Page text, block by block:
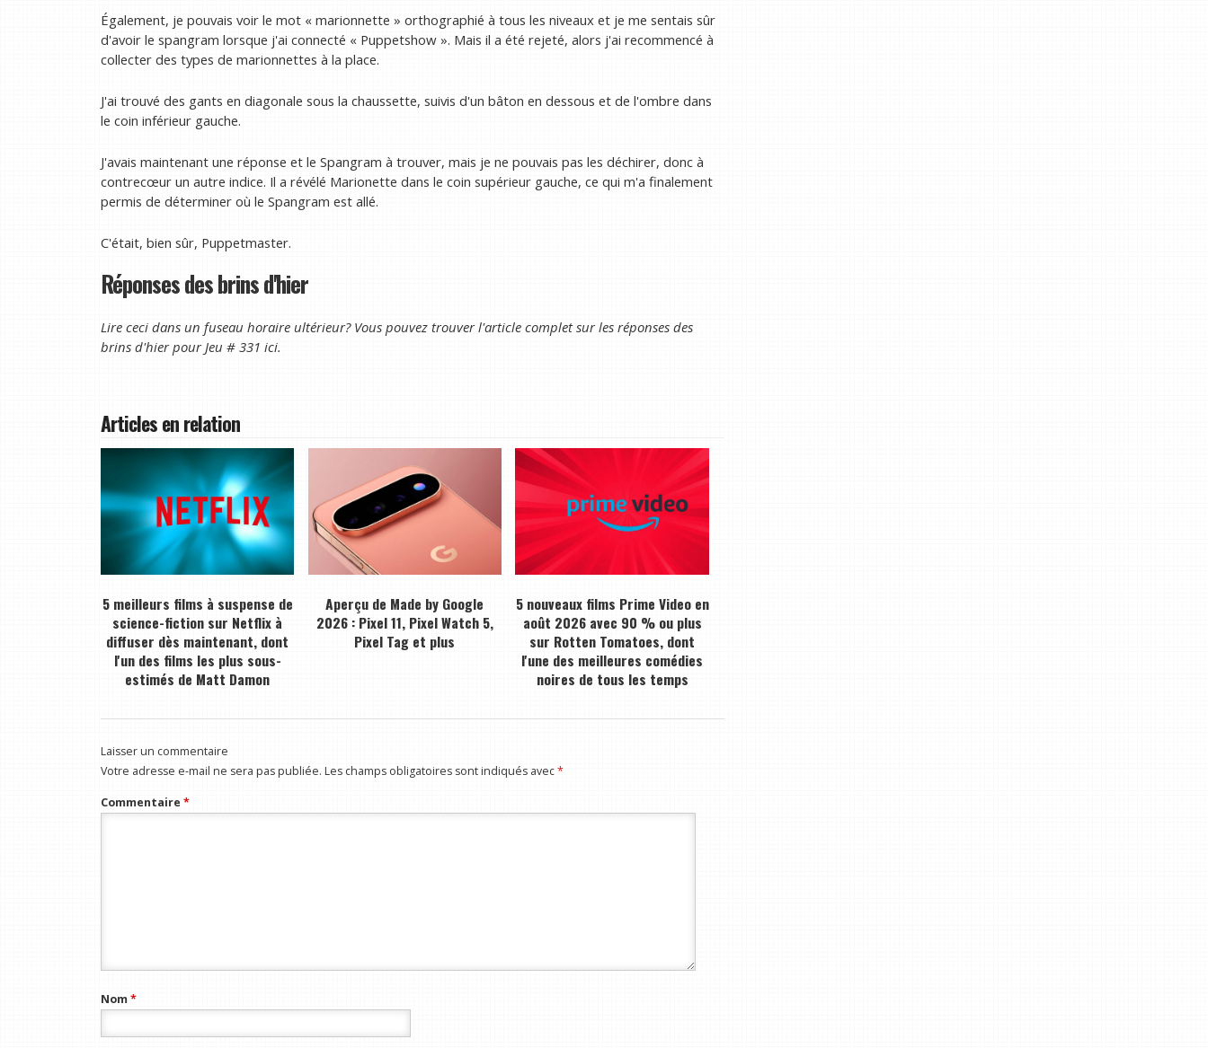
Également, je pouvais voir le mot « marionnette » orthographié à tous les niveaux et je me sentais sûr
d'avoir le spangram lorsque j'ai connecté « Puppetshow ». Mais il a été rejeté, alors j'ai recommencé à
collecter des types de marionnettes à la place.
J'ai trouvé des gants en diagonale sous la chaussette, suivis d'un bâton en dessous et de l'ombre dans
le coin inférieur gauche.
J'avais maintenant une réponse et le Spangram à trouver, mais je ne pouvais pas les déchirer, donc à
contrecœur un autre indice. Il a révélé Marionette dans le coin supérieur gauche, ce qui m'a finalement
permis de déterminer où le Spangram est allé.
C'était, bien sûr, Puppetmaster.
Réponses des brins d'hier
Lire ceci dans un fuseau horaire ultérieur? Vous pouvez trouver l'article complet sur les réponses des
brins d'hier pour Jeu # 331 ici.
Articles en relation
5 meilleurs films à suspense de
science-fiction sur Netflix à
diffuser dès maintenant, dont
l'un des films les plus sous-
estimés de Matt Damon
Aperçu de Made by Google
2026 : Pixel 11, Pixel Watch 5,
Pixel Tag et plus
5 nouveaux films Prime Video en
août 2026 avec 90 % ou plus
sur Rotten Tomatoes, dont
l'une des meilleures comédies
noires de tous les temps
Laisser un commentaire
Votre adresse e-mail ne sera pas publiée. Les champs obligatoires sont indiqués avec*
Commentaire *
Nom*